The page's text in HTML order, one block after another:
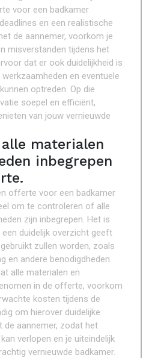
voor een badkamer
en een realistische
de aannemer, voorkom je
misverstanden tijdens het
dat er ook duidelijkheid is
en eventuele
optreden. Op die
soepel en efficiënt,
van jouw vernieuwde
materialen
inbegrepen
offerte voor een badkamer
om te controleren of alle
zijn inbegrepen. Het is
duidelijk overzicht geeft
zullen worden, zoals
en andere benodigdheden.
alle materialen en
in de offerte, voorkom
kosten tijdens de
om hierover duidelijke
de aannemer, zodat het
verlopen en je uiteindelijk
vernieuwde badkamer.